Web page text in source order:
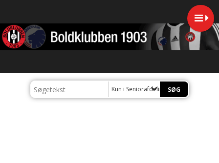
Kun i Seniorafdelingen